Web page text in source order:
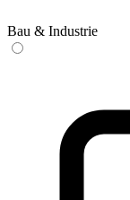
Bau & Industrie